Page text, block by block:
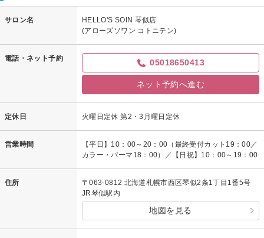
サロン名
HELLO'S SOIN 琴似店
(アローズソワン コトニテン)
電話・ネット予約 05018650413
ネット予約へ進む
定休日 火曜日定休 第2・3月曜日定休
営業時間
【平日】10：00～20：00（最終受付カット19：00／
カラー・パーマ18：00）／【日祝】10：00～19：00
住所
〒063-0812 北海道札幌市西区琴似2条1丁目1番5号
JR琴似駅内
地図を見る